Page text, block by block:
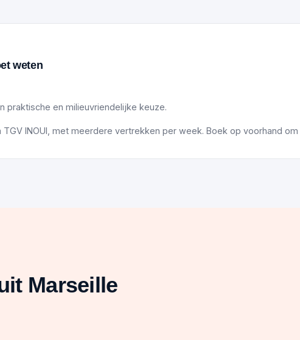
weten
praktische en milieuvriendelijke keuze.
INOUI, met meerdere vertrekken per week. Boek op voorhand
Marseille